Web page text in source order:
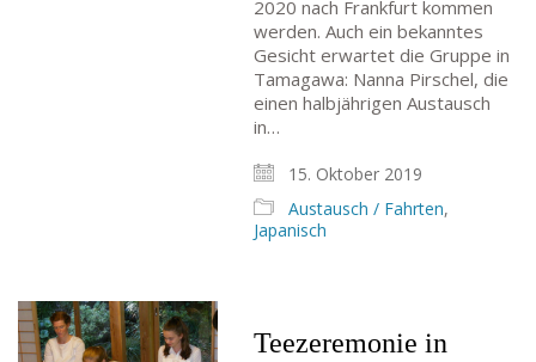
2020 nach Frankfurt kommen
werden. Auch ein bekanntes
Gesicht erwartet die Gruppe in
Tamagawa: Nanna Pirschel, die
einen halbjährigen Austausch
in…
15. Oktober 2019
Austausch / Fahrten,
Japanisch
Teezeremonie in